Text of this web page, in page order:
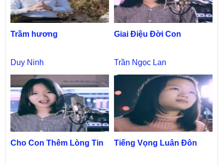
Trầm hương
Duy Ninh
Giai Điệu Đời Con
Trần Ngọc Lan
Cho Con Thêm Lòng Tin Tiếng Vọng Luân Đôn